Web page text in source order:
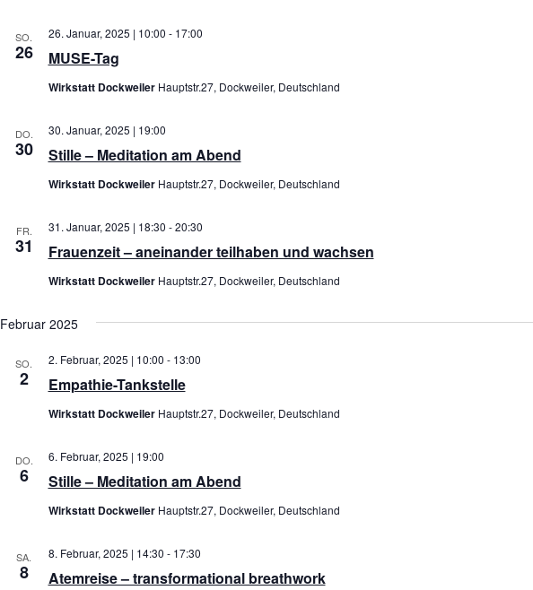
SO.
26 MUSE-Tag
26. Januar, 2025 | 10:00 - 17:00
Wirkstatt Dockweiler Hauptstr.27, Dockweiler, Deutschland
DO.
30 Stille – Meditation am Abend
30. Januar, 2025 | 19:00
Wirkstatt Dockweiler Hauptstr.27, Dockweiler, Deutschland
FR.
31 Frauenzeit – aneinander teilhaben und wachsen
31. Januar, 2025 | 18:30 -20:30
Wirkstatt Dockweiler Hauptstr.27, Dockweiler, Deutschland
Februar 2025
SO.
2 Empathie-Tankstelle
2. Februar, 2025 | 10:00 - 13:00
Wirkstatt Dockweiler Hauptstr.27, Dockweiler, Deutschland
DO.
6 Stille – Meditation am Abend
6. Februar, 2025 | 19:00
Wirkstatt Dockweiler Hauptstr.27, Dockweiler, Deutschland
SA.
8 Atemreise – transformational breathwork
8. Februar, 2025 | 14:30 - 17:30